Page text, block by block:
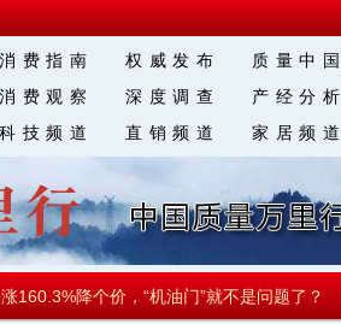
消费指南 权威发布 质量中国
消费观察 深度调查 产经分析
科技频道 直销频道 家居频道
降个价，“机油门”就不是问题了？